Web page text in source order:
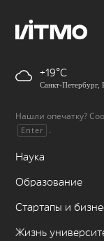
+19
Санкт-Петербург,
Нашли опечатку?
Enter .
Наука
Образование
Стартапы и
Жизнь